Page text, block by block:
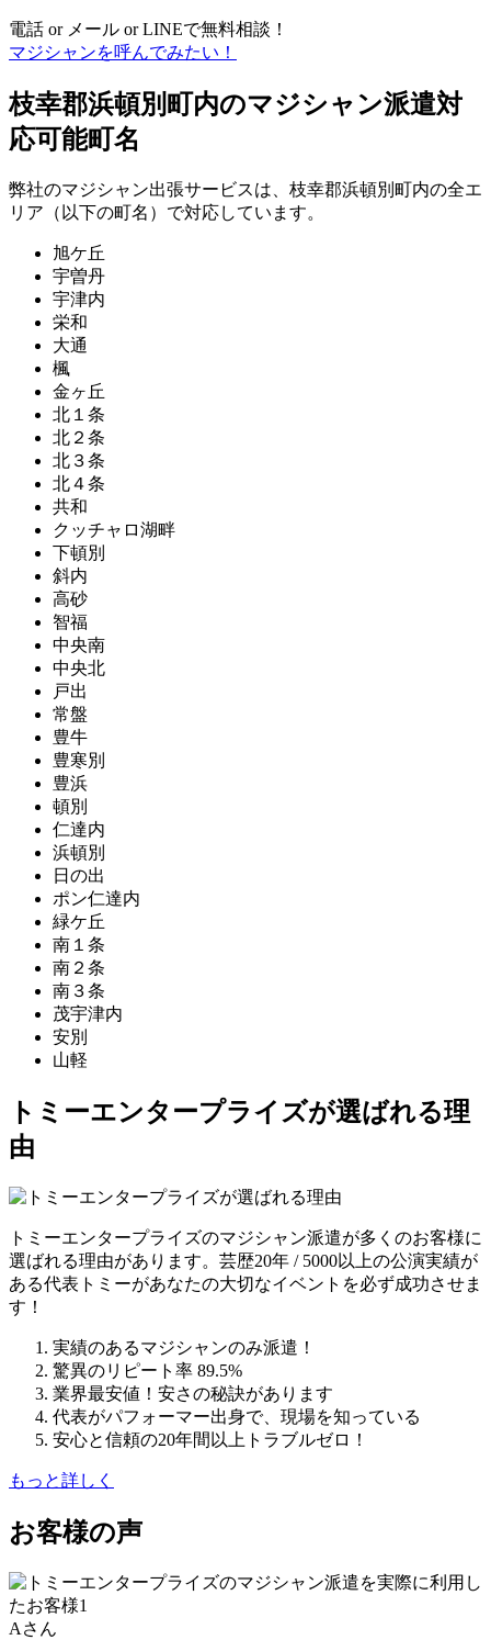
電話 or メール or LINEで無料相談！
マジシャンを呼んでみたい！
枝幸郡浜頓別町内のマジシャン派遣対
応可能町名
弊社のマジシャン出張サービスは、枝幸郡浜頓別町内の全エ
リア（以下の町名）で対応しています。
旭ケ丘
宇曽丹
宇津内
栄和
大通
楓
金ヶ丘
北１条
北２条
北３条
北４条
共和
クッチャロ湖畔
下頓別
斜内
高砂
智福
中央南
中央北
戸出
常盤
豊牛
豊寒別
豊浜
頓別
仁達内
浜頓別
日の出
ポン仁達内
緑ケ丘
南１条
南２条
南３条
茂宇津内
安別
山軽
トミーエンタープライズが選ばれる理
由
トミーエンタープライズのマジシャン派遣が多くのお客様に
選ばれる理由があります。芸歴20年 / 5000以上の公演実績が
ある代表トミーがあなたの大切なイベントを必ず成功させま
す！
実績のあるマジシャンのみ派遣！
驚異のリピート率 89.5%
業界最安値！安さの秘訣があります
代表がパフォーマー出身で、現場を知っている
安心と信頼の20年間以上トラブルゼロ！
もっと詳しく
お客様の声
Aさん